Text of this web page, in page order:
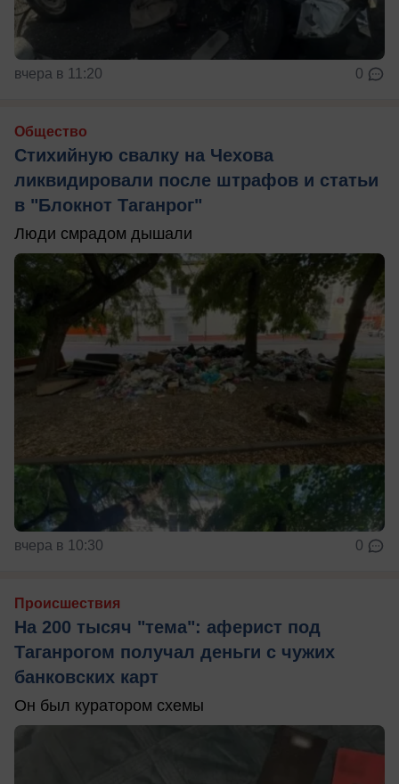
вчера в 11:20 0
Общество
Стихийную свалку на Чехова
ликвидировали после штрафов и статьи
в "Блокнот Таганрог"
Люди смрадом дышали
вчера в 10:30 0
Происшествия
На 200 тысяч "тема": аферист под
Таганрогом получал деньги с чужих
банковских карт
Он был куратором схемы